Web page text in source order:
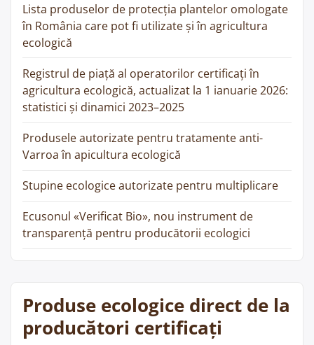
Lista produselor de protecția plantelor omologate
în România care pot fi utilizate și în agricultura
ecologică
Registrul de piață al operatorilor certificați în
agricultura ecologică, actualizat la 1 ianuarie 2026:
statistici și dinamici 2023–2025
Produsele autorizate pentru tratamente anti-
Varroa în apicultura ecologică
Stupine ecologice autorizate pentru multiplicare
Ecusonul «Verificat Bio», nou instrument de
transparență pentru producătorii ecologici
Produse ecologice direct de la
producători certificați